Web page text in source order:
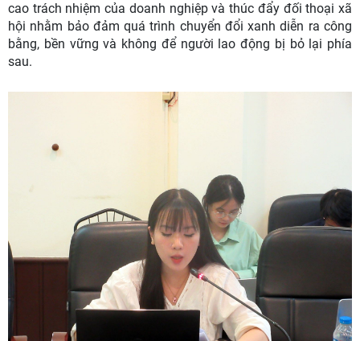
cao trách nhiệm của doanh nghiệp và thúc đẩy đối thoại xã
hội nhằm bảo đảm quá trình chuyển đổi xanh diễn ra công
bằng, bền vững và không để người lao động bị bỏ lại phía
sau.